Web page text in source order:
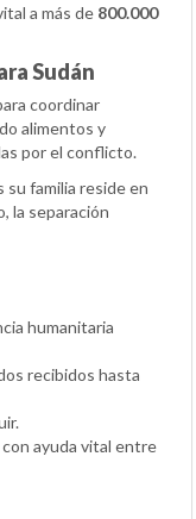
a más de 800.000
Sudán
coordinar
alimentos y
por el conflicto.
su familia reside en
la separación
humanitaria
recibidos hasta
ayuda vital entre